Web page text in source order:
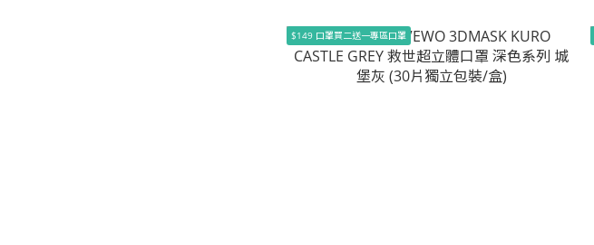
$149 口罩買二送一專區口罩